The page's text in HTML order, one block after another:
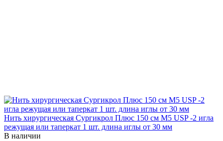
Нить хирургическая Сургикрол Плюс 150 см М5 USP -2 игла
режущая или таперкат 1 шт. длина иглы от 30 мм
В наличии